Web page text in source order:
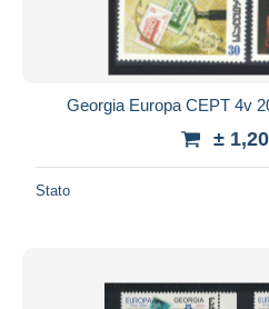
Georgia Europa CEPT 4v
±
Stato